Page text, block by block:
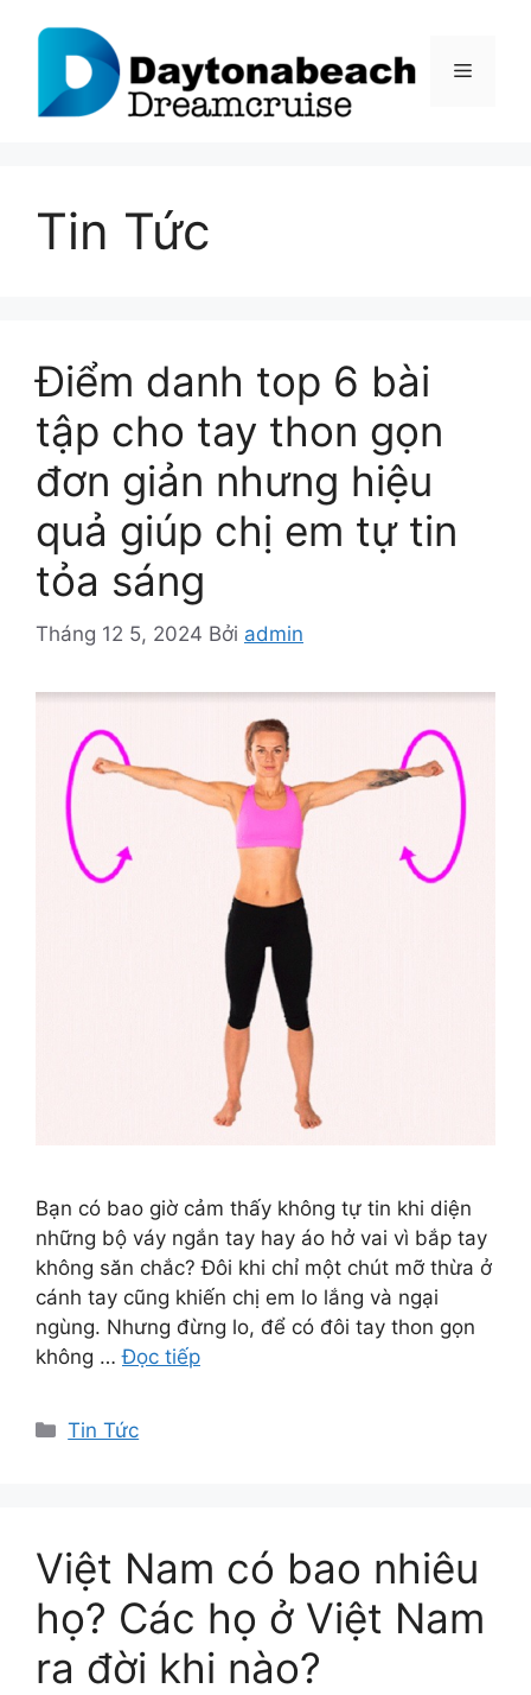
dung
Menu
Tin Tức
Điểm danh top 6 bài
tập cho tay thon gọn
đơn giản nhưng hiệu
quả giúp chị em tự tin
tỏa sáng
Tháng 12 5, 2024 Bởi admin
Bạn có bao giờ cảm thấy không tự tin khi diện
những bộ váy ngắn tay hay áo hở vai vì bắp tay
không săn chắc? Đôi khi chỉ một chút mỡ thừa ở
cánh tay cũng khiến chị em lo lắng và ngại
ngùng. Nhưng đừng lo, để có đôi tay thon gọn
không …Đọc tiếp
Danh
Tin Tức
Việt Nam có bao nhiêu
họ? Các họ ở Việt Nam
ra đời khi nào?